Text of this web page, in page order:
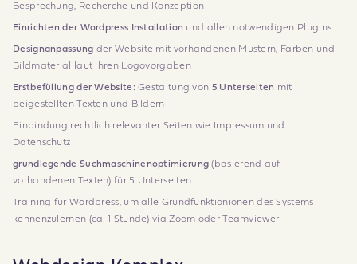
Besprechung, Recherche und Konzeption
Einrichten der Wordpress Installation und allen notwendigen Plugins
Designanpassung der Website mit vorhandenen Mustern, Farben und
Bildmaterial laut Ihren Logovorgaben
Erstbefüllung der Website: Gestaltung von 5 Unterseiten mit
beigestellten Texten und Bildern
Einbindung rechtlich relevanter Seiten wie Impressum und
Datenschutz
grundlegende Suchmaschinenoptimierung (basierend auf
vorhandenen Texten) für 5 Unterseiten
Training für Wordpress, um alle Grundfunktionionen des Systems
kennenzulernen (ca. 1 Stunde) via Zoom oder Teamviewer